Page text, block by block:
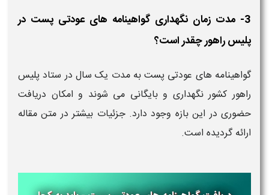
3- مدت زمان نگهداری گواهینامه های عودتی پست در
پلیس راهور چقدر است؟
گواهینامه های عودتی پست به مدت یک سال در ستاد پلیس
راهور کشور نگهداری و بایگانی می شوند و امکان دریافت
حضوری در این بازه وجود دارد. جزئیات بیشتر در متن مقاله
ارائه گردیده است.